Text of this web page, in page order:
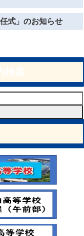
式」のお知らせ